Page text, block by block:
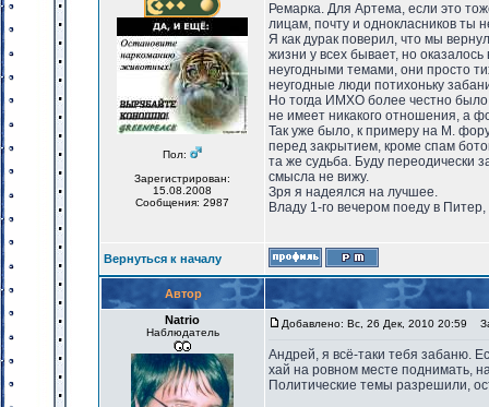
Пол:
Зарегистрирован:
15.08.2008
Сообщения: 2987
Ремарка. Для Артема, если это
лицам, почту и однокласников ты
Я как дурак поверил, что мы
жизни у всех бывает, но
неугодными темами, они просто
неугодные люди потихоньку
Но тогда ИМХО более честно
не имеет никакого отношения, а
Так уже было, к примеру на М.
перед закрытием, кроме спам
та же судьба. Буду переодически
смысла не вижу.
Зря я надеялся на лучшее.
Владу 1-го вечером поеду в
Вернуться к началу
Автор
Natrio
Наблюдатель
Добавлено: Вс, 26 Дек, 2010 20:59
Андрей, я всё-таки тебя забаню.
хай на ровном месте поднимать,
Политические темы разрешили,